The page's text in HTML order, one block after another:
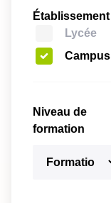
Établissement
Lycée
Campus
Niveau de
formation